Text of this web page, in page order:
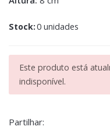
Stock:0 unidades
Este produto está
indisponível.
Partilhar: